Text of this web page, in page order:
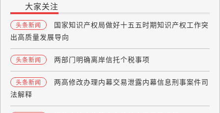
大家关注
头条新闻
国家知识产权局做好十五五时期知识产权工作突
出高质量发展导向
头条新闻 两部门明确离岸信托个税事项
头条新闻
两高修改办理内幕交易泄露内幕信息刑事案件司
法解释